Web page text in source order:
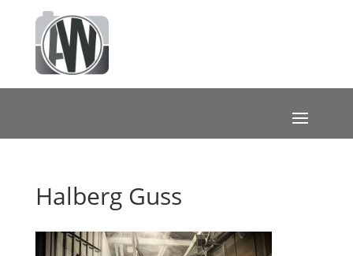
Halberg Guss